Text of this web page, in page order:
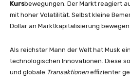
Kursbewegungen. Der Markt reagiert
mit hoher Volatilität. Selbst kleine
Dollar an Marktkapitalisierung bewegen.
Als reichster Mann der Welt hat Musk
technologischen Innovationen. Diese
und globale Transaktionen effizienter